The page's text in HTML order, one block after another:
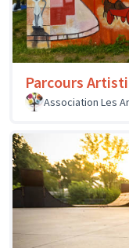
Parcours
Association Les